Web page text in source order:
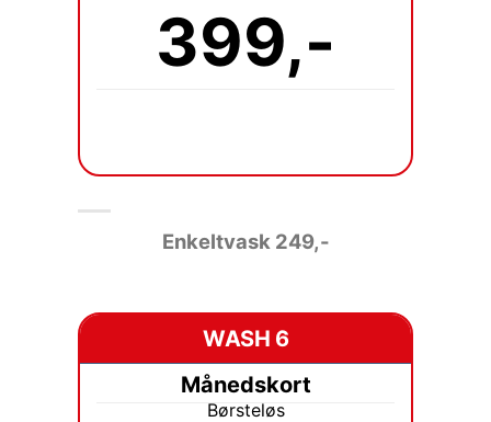
399,-
Enkeltvask 249,-
WASH 6
Månedskort
Børsteløs